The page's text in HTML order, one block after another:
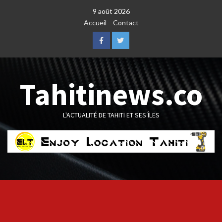
9 août 2026
Accueil
Contact
FacebookTwitter
Tahitinews.co
L'ACTUALITÉ DE TAHITI ET SES ÎLES